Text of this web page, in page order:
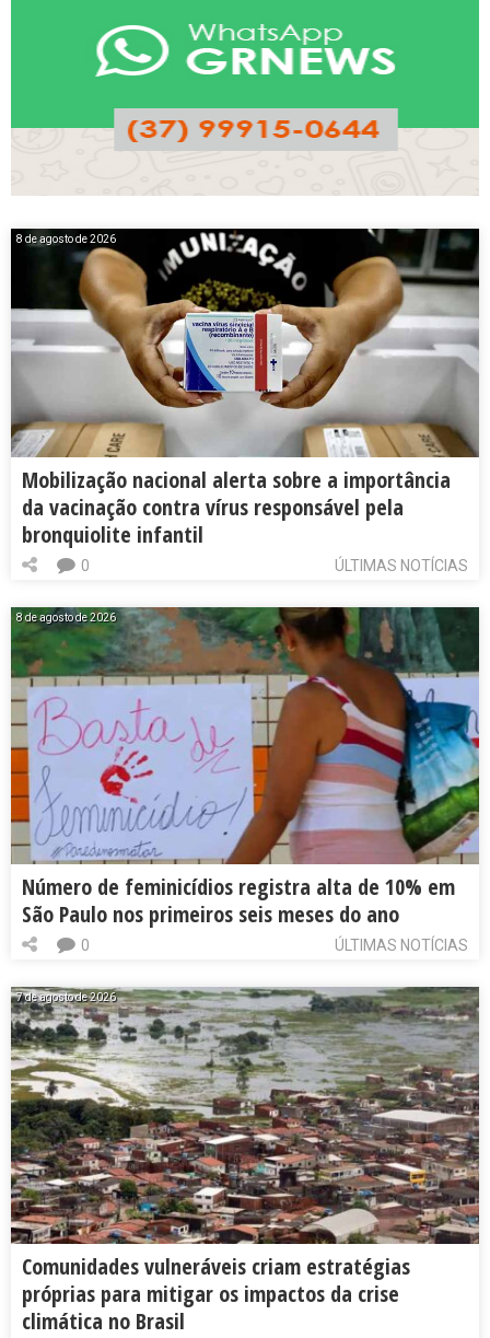
8 de agosto de 2026
Mobilização nacional alerta sobre a importância
da vacinação contra vírus responsável pela
bronquiolite infantil
ÚLTIMAS NOTÍCIAS
0
8 de agosto de 2026
Número de feminicídios registra alta de 10% em
São Paulo nos primeiros seis meses do ano
ÚLTIMAS NOTÍCIAS
0
7 de agosto de 2026
Comunidades vulneráveis criam estratégias
próprias para mitigar os impactos da crise
climática no Brasil